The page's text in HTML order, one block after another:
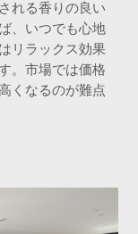
れる香りの良い
、いつでも心地
リラックス効果
。市場では価格
くなるのが難点